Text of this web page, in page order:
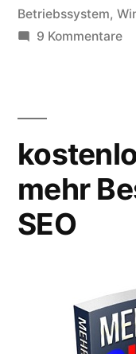
Betriebssystem,
9 Kommentarezu
mehr
SEO